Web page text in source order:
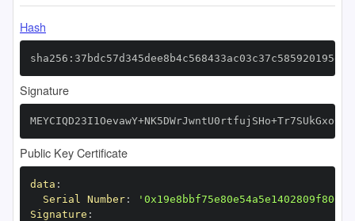
Hash
Signature
Public Key Certificate
data :
Serial Number:
Signature :